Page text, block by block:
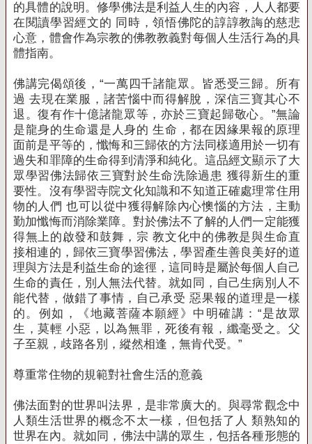
的具體的說明。修學佛法是利益人生的內容，人人都要
在閱讀學習經文的 同時，領悟佛陀的諄諄教誨的慈悲
心意，體會作為宗教的佛教教義對每個人生活行為的具
體指南。
佛講完偈頌後，“一萬四千諸龍眾。皆悉受三歸。所有
過 去現在業服，諸苦惱中而得解脫，深信三寶其心不
退。復有作十億諸龍眾等，亦於三寶起歸敬心。”無論
是龍身的生命還是人身的 生命，都在因緣果報的原理
面前是平等的，懺悔和三歸依的方法同樣適用於一切有
過失和罪障的生命得到 清淨和純化。 這品經文顯示了大
眾學習佛法歸依三寶對於生命洗除過患 獲得新生的重
要性。 沒有學習寺院文化知識和不知道正確處理常住用
物的人們 也可以從中獲得解除內心懊惱的方法，主動
勤加懺悔而消除業障。 對於佛法不了解的人們一定能獲
得無上的啟發和鼓舞，宗 教文化中的佛教是與生命直
接相連的，歸依三寶學習佛法，學習產生善良美好的道
理與方法是利益生命的途徑，這同時是屬於每個人自己
生命的責任，別人無法代替。就如同，自己生病別人不
能代替，做錯了事情，自己承受 惡果報的道理是一樣
的。 例如，《地藏菩薩本願經》中明確講：“是故眾
生，莫輕 小惡，以為無罪，死後有報，纖毫受之。父
子至親，歧路各別，縱然相逢，無肯代受。”
尊重常住物的規範對社會生活的意義
佛法面對的世界叫法界，是非常廣大的。與尋常觀念中
人類生活世界的概念不太一樣，但包括了人 類熟知的
世界在內。 就如同，佛法中講的眾生，包括各種形態的